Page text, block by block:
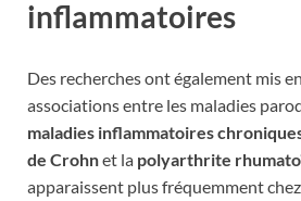
inflammatoires
Des recherches ont également mis
associations entre les maladies
maladies inflammatoires
de Crohnet la polyarthrite
apparaissent plus fréquemment